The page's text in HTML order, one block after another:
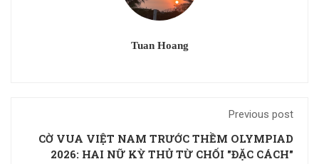
Tuan Hoang
Previous post
CỜ VUA VIỆT NAM TRƯỚC THỀM OLYMPIAD
2026: HAI NỮ KỲ THỦ TỪ CHỐI "ĐẶC CÁCH"